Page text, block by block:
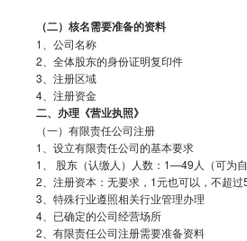
（二）核名需要准备的资料
1、公司名称
2、全体股东的身份证明复印件
3、注册区域
4、注册资金
二、办理《营业执照》
（一）有限责任公司注册
1、设立有限责任公司的基本要求
1、 股东（认缴人）人数：1—49人（可为自
2、注册资本：无要求，1元也可以，不超过
3、特殊行业遵照相关行业管理办理
4、已确定的公司经营场所
2、有限责任公司注册需要准备资料